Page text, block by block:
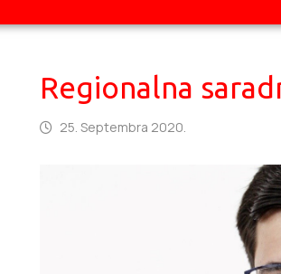
Regionalna
25. Septembra 2020.